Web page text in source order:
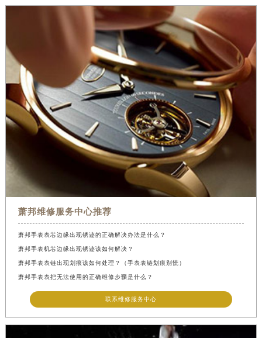
萧邦维修服务中心推荐
萧邦手表表芯边缘出现锈迹的正确解决办法是什么？
萧邦手表机芯边缘出现锈迹该如何解决？
萧邦手表表链出现划痕该如何处理？（手表表链划痕别慌）
萧邦手表表把无法使用的正确维修步骤是什么？
联系维修服务中心